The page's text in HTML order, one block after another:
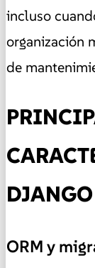
incluso
organización
de
DJANGO
ORM y